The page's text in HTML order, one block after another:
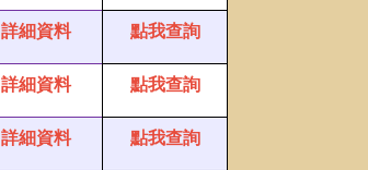
詳細資料 點我查詢
詳細資料 點我查詢
詳細資料 點我查詢